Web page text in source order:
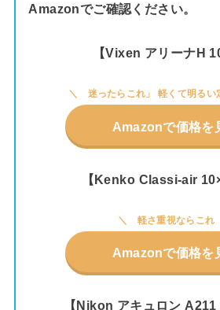
Amazonでご確認ください。
【Vixen アリーナH
迷ったらこれ」 軽くて明るい
Amazonで価格を
【Kenko Classi-air
軽さ重視ならこれ
Amazonで価格を
【Nikon アキュロン A211